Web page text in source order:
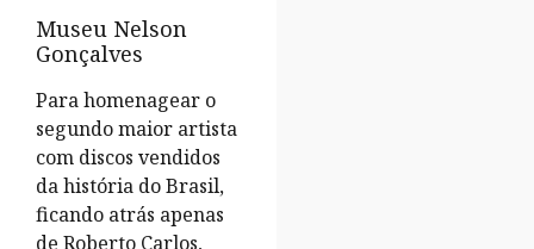
Museu Nelson
Gonçalves
Para homenagear o
segundo maior artista
com discos vendidos
da história do Brasil,
ficando atrás apenas
de Roberto Carlos,